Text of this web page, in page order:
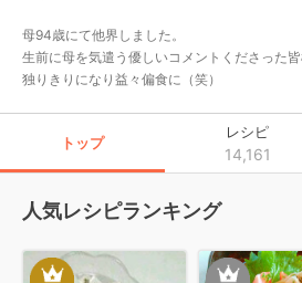
母94歳にて他界しました。
生前に母を気遣う優しいコメントくださった
独りきりになり益々偏食に（笑）
トップ
レシピ
14,161
人気レシピランキング